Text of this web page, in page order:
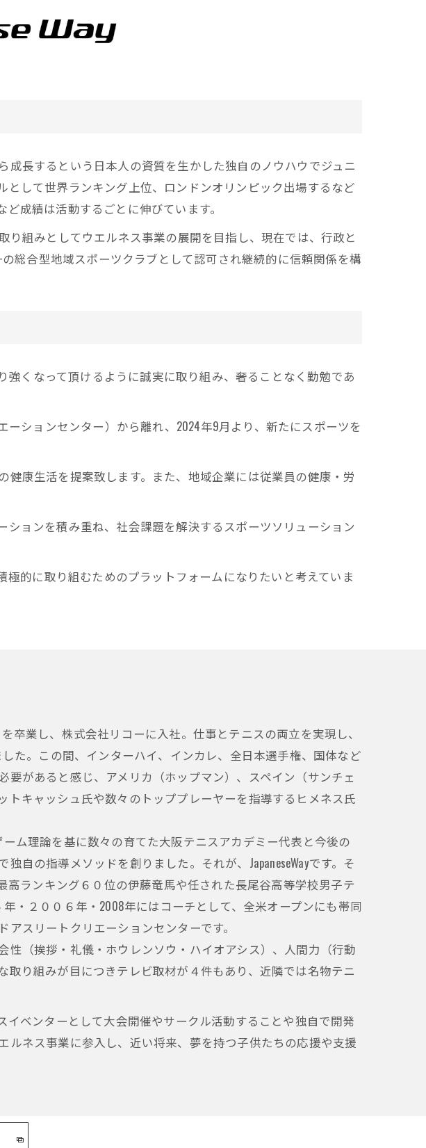
長するという日本人の資質を生かした独自のノウハウでジュニ
して世界ランキング上位、ロンドンオリンピック出場するなど
成績は活動するごとに伸びています。
り組みとしてウエルネス事業の展開を目指し、現在では、行政と
の総合型地域スポーツクラブとして認可され継続的に信頼関係を構
強くなって頂けるように誠実に取り組み、奢ることなく勤勉であ
ションセンター）から離れ、2024年9月より、新たにスポーツを
康生活を提案致します。また、地域企業には従業員の健康・労
ョンを積み重ね、社会課題を解決するスポーツソリューション
極的に取り組むためのプラットフォームになりたいと考えていま
業し、株式会社リコーに入社。仕事とテニスの両立を実現し、
た。この間、インターハイ、インカレ、全日本選手権、国体など
があると感じ、アメリカ（ホップマン）、スペイン（サンチェ
キャッシュ氏や数々のトッププレーヤーを指導するヒメネス氏
ム理論を基に数々の育てた大阪テニスアカデミー代表と今後の
自の指導メソッドを創りました。それが、JapaneseWayです。そ
ランキング６０位の伊藤竜馬や任された長尾谷高等学校男子テ
・２００６年・2008年にはコーチとして、全米オープンにも帯同
スリートクリエーションセンターです。
（挨拶・礼儀・ホウレンソウ・ハイオアシス）、人間力（行動
り組みが目につきテレビ取材が４件もあり、近隣では名物テニ
ベンターとして大会開催やサークル活動することや独自で開発
ネス事業に参入し、近い将来、夢を持つ子供たちの応援や支援